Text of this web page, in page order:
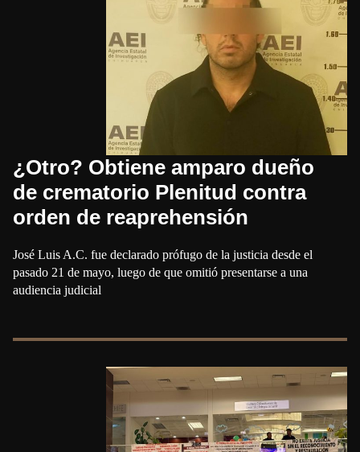
¿Otro? Obtiene amparo dueño
de crematorio Plenitud contra
orden de reaprehensión
José Luis A.C. fue declarado prófugo de la justicia desde el
pasado 21 de mayo, luego de que omitió presentarse a una
audiencia judicial